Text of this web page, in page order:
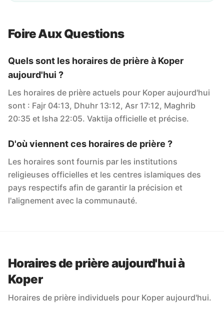
Foire Aux Questions
Quels sont les horaires de prière à Koper
aujourd'hui ?
Les horaires de prière actuels pour Koper aujourd'hui
sont : Fajr 04:13, Dhuhr 13:12, Asr 17:12, Maghrib
20:35 et Isha 22:05. Vaktija officielle et précise.
D'où viennent ces horaires de prière ?
Les horaires sont fournis par les institutions
religieuses officielles et les centres islamiques des
pays respectifs afin de garantir la précision et
l'alignement avec la communauté.
Horaires de prière aujourd'hui à
Koper
Horaires de prière individuels pour Koper aujourd'hui.